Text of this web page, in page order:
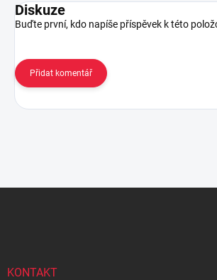
Diskuze
Buďte první, kdo napíše příspěvek k této
Přidat komentář
KONTAKT